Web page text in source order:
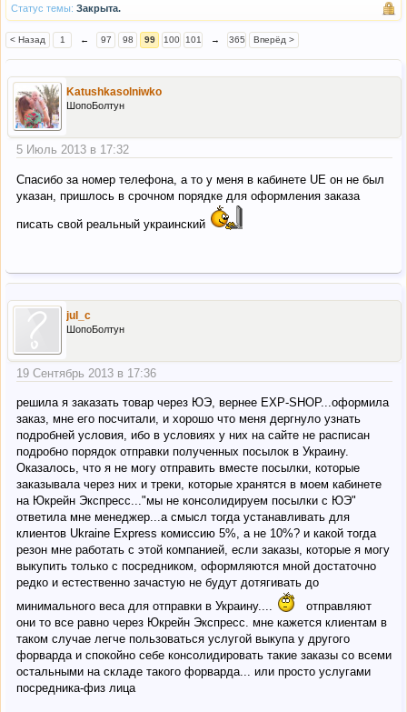
Статус темы: Закрыта.
< Назад 1 ← 97 98 99 100 101 → 365 Вперёд >
Katushkasolniwko
ШопоБолтун
5 Июль 2013 в 17:32
Спасибо за номер телефона, а то у меня в кабинете UE он не был
указан, пришлось в срочном порядке для оформления заказа
писать свой реальный украинский
jul_c
ШопоБолтун
19 Сентябрь 2013 в 17:36
решила я заказать товар через ЮЭ, вернее EXP-SHOP...оформила
заказ, мне его посчитали, и хорошо что меня дергнуло узнать
подробней условия, ибо в условиях у них на сайте не расписан
подробно порядок отправки полученных посылок в Украину.
Оказалось, что я не могу отправить вместе посылки, которые
заказывала через них и треки, которые хранятся в моем кабинете
на Юкрейн Экспресс..."мы не консолидируем посылки с ЮЭ"
ответила мне менеджер...а смысл тогда устанавливать для
клиентов Ukraine Express комиссию 5%, а не 10%? и какой тогда
резон мне работать с этой компанией, если заказы, которые я могу
выкупить только с посредником, оформляются мной достаточно
редко и естественно зачастую не будут дотягивать до
минимального веса для отправки в Украину....
отправляют
они то все равно через Юкрейн Экспресс. мне кажется клиентам в
таком случае легче пользоваться услугой выкупа у другого
форварда и спокойно себе консолидировать такие заказы со всеми
остальными на складе такого форварда... или просто услугами
посредника-физ лица